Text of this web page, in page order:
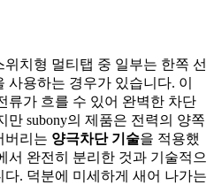
치형 멀티탭 중 일부는 한쪽 선
용하는 경우가 있습니다. 이
류가 흐를 수 있어 완벽한 차단
subony의 제품은 전력의 양쪽
버리는 양극차단 기술을 적용했
서 완전히 분리한 것과 기술적으
. 덕분에 미세하게 새어 나가는